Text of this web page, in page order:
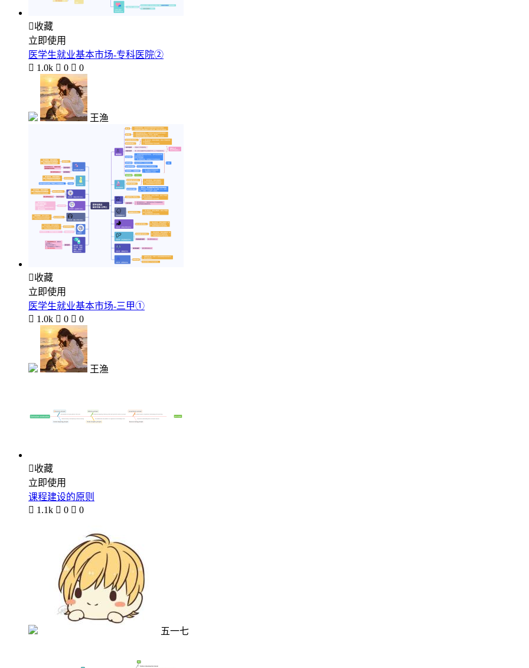
收藏
立即使用
医学生就业基本市场-专科医院②
 1.0k  0  0
王渔
收藏
立即使用
医学生就业基本市场-三甲①
 1.0k  0  0
王渔
收藏
立即使用
课程建设的原则
 1.1k  0  0
五一七